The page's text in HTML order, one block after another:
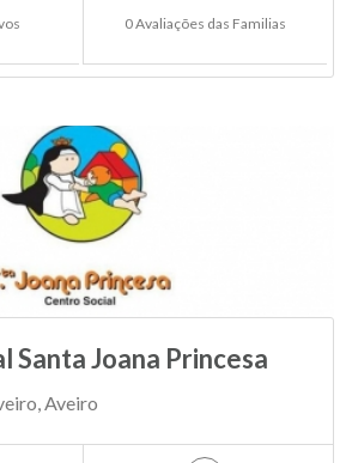
0 Avaliações das Familias
Santa Joana Princesa
Aveiro